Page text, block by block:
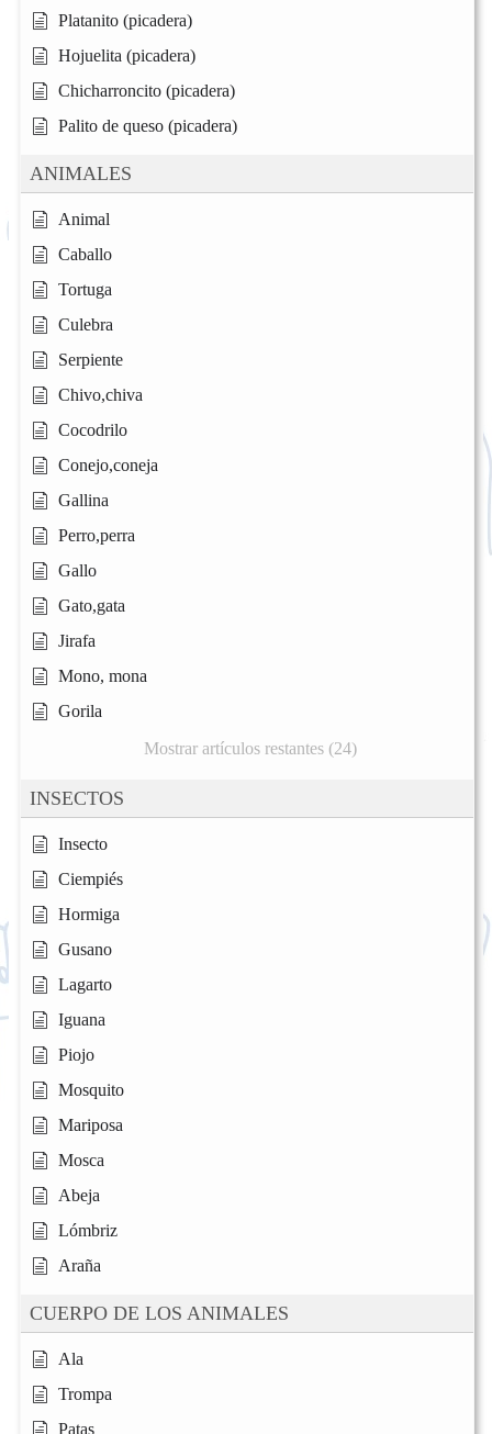
Platanito (picadera)
Hojuelita (picadera)
Chicharroncito (picadera)
Palito de queso (picadera)
ANIMALES
Animal
Caballo
Tortuga
Culebra
Serpiente
Chivo,chiva
Cocodrilo
Conejo,coneja
Gallina
Perro,perra
Gallo
Gato,gata
Jirafa
Mono, mona
Gorila
Mostrar artículos restantes (24)
INSECTOS
Insecto
Ciempiés
Hormiga
Gusano
Lagarto
Iguana
Piojo
Mosquito
Mariposa
Mosca
Abeja
Lómbriz
Araña
CUERPO DE LOS ANIMALES
Ala
Trompa
Patas